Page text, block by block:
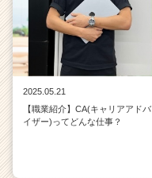
2025.05.21
【職業紹介】CA(キャリアアドバ
イザー)ってどんな仕事？